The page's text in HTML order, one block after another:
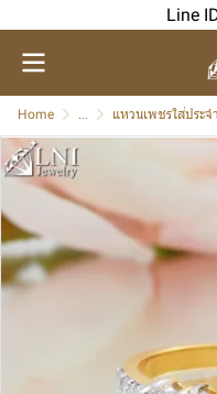
Line
Home ... แหวนเพชรใส่ประจ